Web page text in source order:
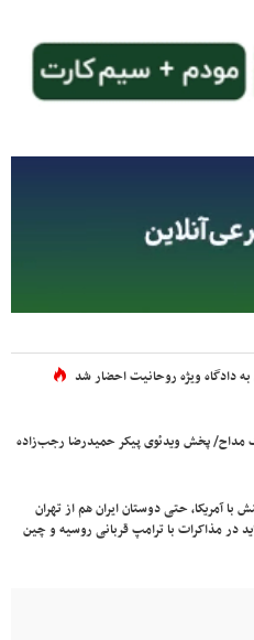
دادگاه ویژه روحانیت احضار شد
مداح/ پخش ویدئوی پیکر حمیدرضا رجب‌زاده
آمریکا، حتی دوستان ایران هم از تهران
در مذاکرات با ترامپ قربانی روسیه و چین